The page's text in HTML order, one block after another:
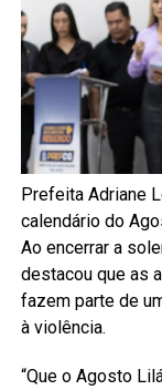
Prefeita Adriane
calendário do
Ao encerrar a
destacou que as
fazem parte de
à violência.
“Que o Agosto